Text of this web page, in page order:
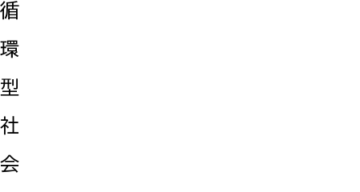
循
環
型
社
会